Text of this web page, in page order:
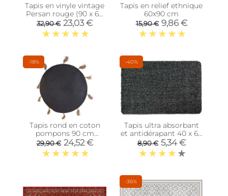
Tapis en vinyle vintage
Persan rouge (90 x 60
cm)
32,90 € 23,03 €
Tapis en relief ethnique
60x90 cm
15,90 € 9,86 €
-18%
Tapis rond en coton
pompons 90 cm
(Anthracite)
29,90 € 24,52 €
-40%
Tapis ultra absorbant
et antidérapant 40 x 60
cm
8,90 € 5,34 €
-36%